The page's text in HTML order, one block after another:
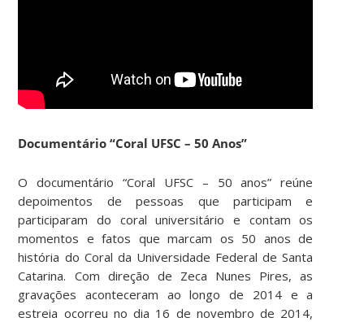
Documentário “Coral UFSC – 50 Anos”
O documentário “Coral UFSC – 50 anos” reúne
depoimentos de pessoas que participam e
participaram do coral universitário e contam os
momentos e fatos que marcam os 50 anos de
história do Coral da Universidade Federal de Santa
Catarina. Com direção de Zeca Nunes Pires, as
gravações aconteceram ao longo de 2014 e a
estreia ocorreu no dia 16 de novembro de 2014,